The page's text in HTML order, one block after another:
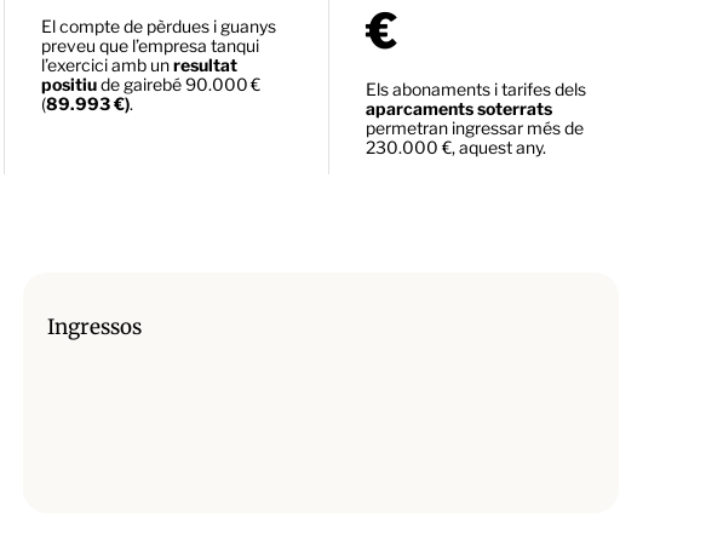
El compte de pèrdues i guanys
preveu que l’empresa tanqui
l’exercici amb unresultat
positiude gairebé 90.000 €
(89.993 €).
€
Els abonaments i tarifes dels
aparcaments soterrats
permetran ingressar més de
230.000 €, aquest any.
Ingressos